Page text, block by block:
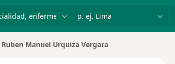
de ciudad
Ruben Manuel Urquiza Vergara